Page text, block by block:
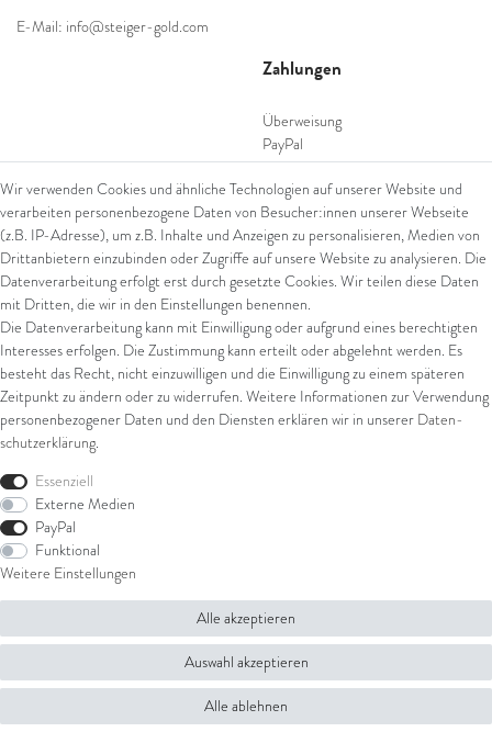
E-Mail: info@steiger-gold.com
Zahlungen
Überweisung
PayPal
SEPA Lastschrift
giropay
Kreditkarte
Versand
UPS
FedEx
© Copyright 2026 Juwelier Steiger | Alle Rechte vorbehalten.
Wir verwenden Cookies und ähnliche Technologien auf unserer Website und
verarbeiten personenbezogene Daten von Besucher:innen unserer Webseite
(z.B. IP-Adresse), um z.B. Inhalte und Anzeigen zu personalisieren, Medien von
Drittanbietern einzubinden oder Zugriffe auf unsere Website zu analysieren. Die
Datenverarbeitung erfolgt erst durch gesetzte Cookies. Wir teilen diese Daten
mit Dritten, die wir in den Einstellungen benennen.
Die Datenverarbeitung kann mit Einwilligung oder aufgrund eines berechtigten
Interesses erfolgen. Die Zustimmung kann erteilt oder abgelehnt werden. Es
besteht das Recht, nicht einzuwilligen und die Einwilligung zu einem späteren
Zeitpunkt zu ändern oder zu widerrufen. Weitere Informationen zur Verwendung
personenbezogener Daten und den Diensten erklären wir in unserer Daten­
schutz­erklärung.
Essenziell
Externe Medien
PayPal
Funktional
Weitere Einstellungen
Alle akzeptieren
Auswahl akzeptieren
Alle ablehnen